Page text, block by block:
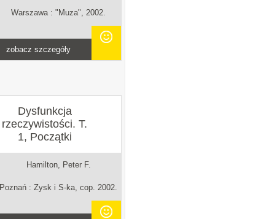
Warszawa : "Muza", 2002.
zobacz szczegóły
Dysfunkcja
rzeczywistości. T.
1, Początki
Hamilton, Peter F.
Poznań : Zysk i S-ka, cop. 2002.